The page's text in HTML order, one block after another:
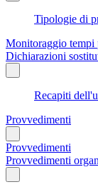
Tipologie di
Monitoraggio tempi
Dichiarazioni
Recapiti
Provvedimenti
Provvedimenti
Provvedimenti